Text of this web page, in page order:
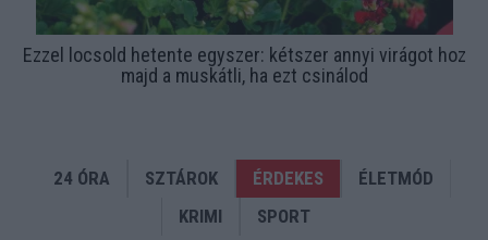
Ezzel locsold hetente egyszer: kétszer annyi virágot hoz
majd a muskátli, ha ezt csinálod
24 ÓRA SZTÁROK ÉRDEKES
ÉLETMÓD
KRIMI
SPORT